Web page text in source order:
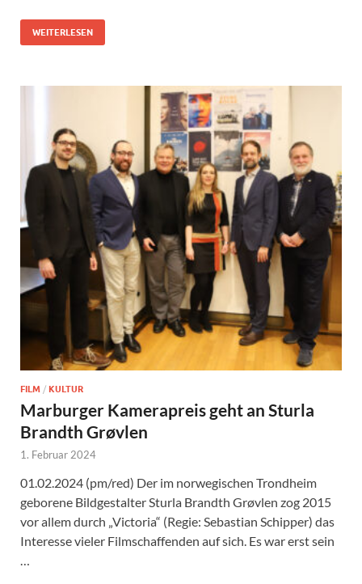
WEITERLESEN
FILM / KULTUR
Marburger Kamerapreis geht an Sturla
Brandth Grøvlen
1. Februar 2024
01.02.2024 (pm/red) Der im norwegischen Trondheim
geborene Bildgestalter Sturla Brandth Grøvlen zog 2015
vor allem durch „Victoria“ (Regie: Sebastian Schipper) das
Interesse vieler Filmschaffenden auf sich. Es war erst sein
…